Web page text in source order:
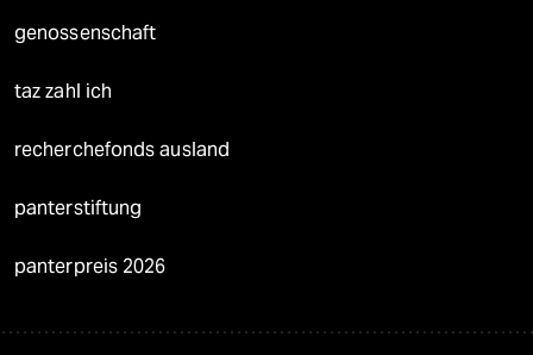
genossenschaft
taz zahl ich
recherchefonds ausland
panterstiftung
panterpreis 2026